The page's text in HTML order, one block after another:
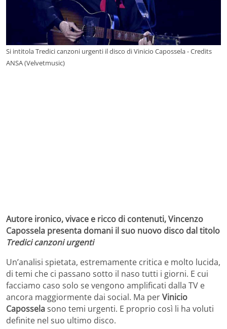
Si intitola Tredici canzoni urgenti il disco di Vinicio Capossela - Credits
ANSA (Velvetmusic)
Autore ironico, vivace e ricco di contenuti, Vincenzo
Capossela presenta domani il suo nuovo disco dal titolo
Tredici canzoni urgenti
Un’analisi spietata, estremamente critica e molto lucida,
di temi che ci passano sotto il naso tutti i giorni. E cui
facciamo caso solo se vengono amplificati dalla TV e
ancora maggiormente dai social. Ma perVinicio
Caposselasono temi urgenti. E proprio così li ha voluti
definite nel suo ultimo disco.